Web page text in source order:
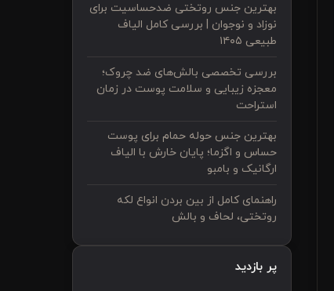
بهترین جنس روتختی ضدحساسیت برای
نوزاد و نوجوان | بررسی کامل الیاف
طبیعی ۱۴۰۵
بررسی تخصصی بالش‌های ضد چروک؛
معجزه زیبایی و سلامت پوست در زمان
استراحت
بهترین جنس حوله حمام برای پوست
حساس و اگزما؛ پایان خارش با الیاف
ارگانیک و بامبو
راهنمای کامل از بین بردن انواع لکه
روتختی، لحاف و بالش
پر بازدید